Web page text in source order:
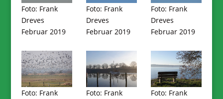
Foto: Frank
Dreves
Februar 2019
Foto: Frank
Dreves
Februar 2019
Foto: Frank
Dreves
Februar 2019
Foto: Frank
Foto: Frank
Foto: Frank